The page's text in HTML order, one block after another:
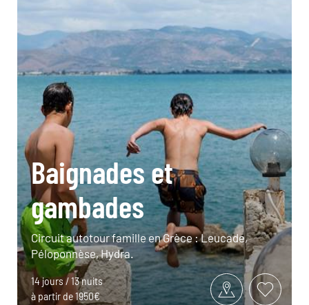
Baignades et
gambades
Circuit autotour famille en Grèce : Leucade,
Péloponnèse, Hydra.
14 jours / 13 nuits
à partir de 1950€